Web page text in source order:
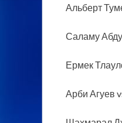
Альберт
Саламу
Ермек
Арби Агуев